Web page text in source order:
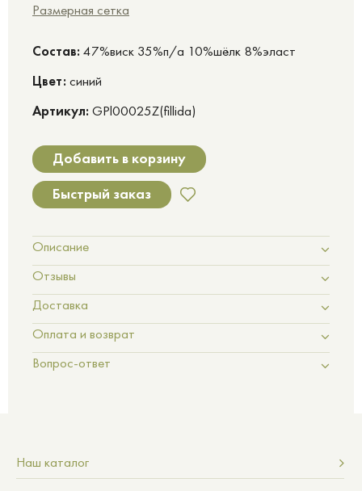
Размерная сетка
Cостав: 47%виск 35%п/а 10%шёлк 8%эласт
Цвет: синий
Артикул: GPl00025Z(fillida)
Добавить в корзину
Быстрый заказ
Описание
Отзывы
Доставка
Оплата и возврат
Вопрос-ответ
Наш каталог